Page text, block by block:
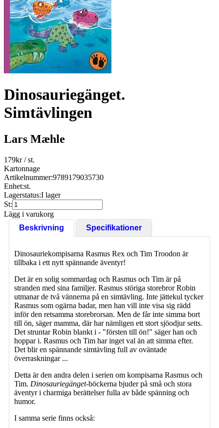
Dinosauriegänget.
Simtävlingen
Lars Mæhle
179kr/ st.
Kartonnage
Artikelnummer:9789179035730
Enhet:st.
Lagerstatus:I lager
St:
Lägg i varukorg
Beskrivning
Specifikationer
Dinosauriekompisarna Rasmus Rex och Tim Troodon är
tillbaka i ett nytt spännande äventyr!
Det är en solig sommardag och Rasmus och Tim är på
stranden med sina familjer. Rasmus störiga storebror Robin
utmanar de två vännerna på en simtävling. Inte jättekul tycker
Rasmus som ogärna badar, men han vill inte visa sig rädd
inför den retsamma storebrorsan. Men de får inte simma bort
till ön, säger mamma, där har nämligen ett stort sjöodjur setts.
Det struntar Robin blankt i - "försten till ön!" säger han och
hoppar i. Rasmus och Tim har inget val än att simma efter.
Det blir en spännande simtävling full av oväntade
överraskningar ...
Detta är den andra delen i serien om kompisarna Rasmus och
Tim. Dinosauriegänget-böckerna bjuder på små och stora
äventyr i charmiga berättelser fulla av både spänning och
humor.
I samma serie finns också: